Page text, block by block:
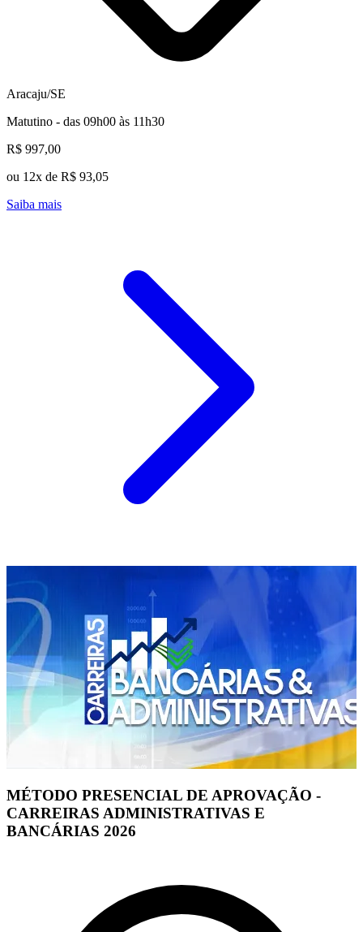
Aracaju/SE
Matutino - das 09h00 às 11h30
R$ 997,00
ou 12x de R$ 93,05
Saiba mais
MÉTODO PRESENCIAL DE APROVAÇÃO -
CARREIRAS ADMINISTRATIVAS E
BANCÁRIAS 2026